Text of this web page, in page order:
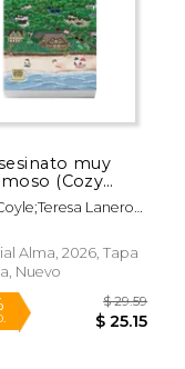
50%
dcto.
muy
(Cozy
Lanero
Alma, 2026, Tapa
Nuevo